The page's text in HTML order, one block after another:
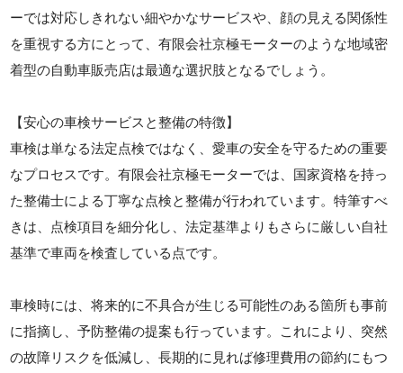
ーでは対応しきれない細やかなサービスや、顔の見える関係性
を重視する方にとって、有限会社京極モーターのような地域密
着型の自動車販売店は最適な選択肢となるでしょう。
【安心の車検サービスと整備の特徴】
車検は単なる法定点検ではなく、愛車の安全を守るための重要
なプロセスです。有限会社京極モーターでは、国家資格を持っ
た整備士による丁寧な点検と整備が行われています。特筆すべ
きは、点検項目を細分化し、法定基準よりもさらに厳しい自社
基準で車両を検査している点です。
車検時には、将来的に不具合が生じる可能性のある箇所も事前
に指摘し、予防整備の提案も行っています。これにより、突然
の故障リスクを低減し、長期的に見れば修理費用の節約にもつ